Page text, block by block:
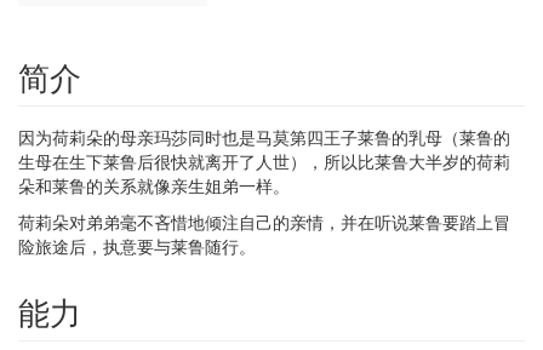
简介
因为荷莉朵的母亲玛莎同时也是马莫第四王子莱鲁的乳母（莱鲁的
生母在生下莱鲁后很快就离开了人世），所以比莱鲁大半岁的荷莉
朵和莱鲁的关系就像亲生姐弟一样。
荷莉朵对弟弟毫不吝惜地倾注自己的亲情，并在听说莱鲁要踏上冒
险旅途后，执意要与莱鲁随行。
能力